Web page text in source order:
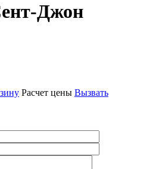
Джон
Расчет цены Вызвать